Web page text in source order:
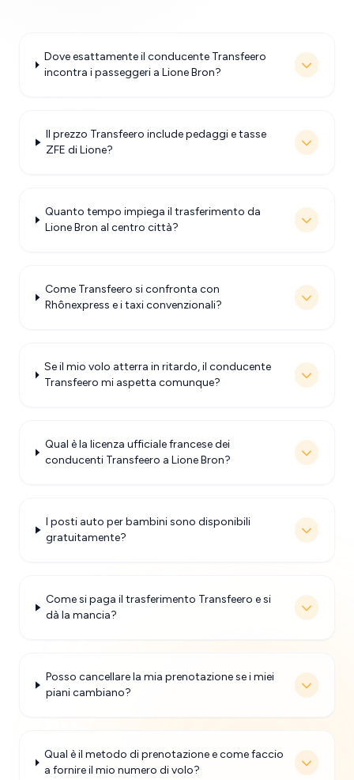
Dove esattamente il conducente Transfeero
incontra i passeggeri a Lione Bron?
Il prezzo Transfeero include pedaggi e tasse
ZFE di Lione?
Quanto tempo impiega il trasferimento da
Lione Bron al centro città?
Come Transfeero si confronta con
Rhônexpress e i taxi convenzionali?
Se il mio volo atterra in ritardo, il conducente
Transfeero mi aspetta comunque?
Qual è la licenza ufficiale francese dei
conducenti Transfeero a Lione Bron?
I posti auto per bambini sono disponibili
gratuitamente?
Come si paga il trasferimento Transfeero e si
dà la mancia?
Posso cancellare la mia prenotazione se i miei
piani cambiano?
Qual è il metodo di prenotazione e come faccio
a fornire il mio numero di volo?